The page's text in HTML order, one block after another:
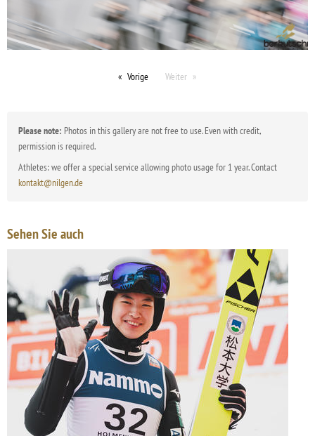
Vorige Weiter
Please note: Photos in this gallery are not free to use. Even with credit,
permission is required.
Athletes: we offer a special service allowing photo usage for 1 year. Contact
kontakt@nilgen.de
Sehen Sie auch